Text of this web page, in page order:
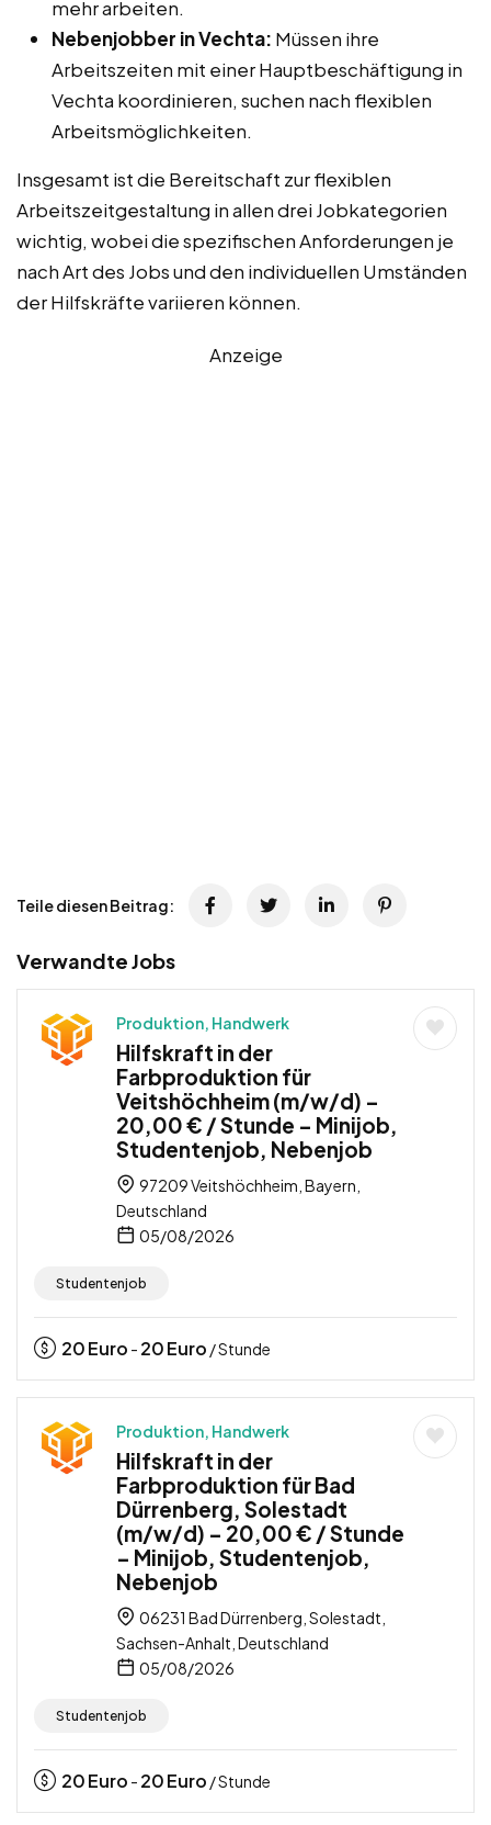
mehr arbeiten.
Nebenjobber in Vechta: Müssen ihre
Arbeitszeiten mit einer Hauptbeschäftigung in
Vechta koordinieren, suchen nach flexiblen
Arbeitsmöglichkeiten.
Insgesamt ist die Bereitschaft zur flexiblen
Arbeitszeitgestaltung in allen drei Jobkategorien
wichtig, wobei die spezifischen Anforderungen je
nach Art des Jobs und den individuellen Umständen
der Hilfskräfte variieren können.
Anzeige
Teile diesen Beitrag:
Verwandte Jobs
Produktion, Handwerk
Hilfskraft in der
Farbproduktion für
Veitshöchheim (m/w/d) –
20,00 € / Stunde – Minijob,
Studentenjob, Nebenjob
97209 Veitshöchheim, Bayern,
Deutschland
05/08/2026
Studentenjob
20Euro - 20Euro / Stunde
Produktion, Handwerk
Hilfskraft in der
Farbproduktion für Bad
Dürrenberg, Solestadt
(m/w/d) – 20,00 € / Stunde
– Minijob, Studentenjob,
Nebenjob
06231 Bad Dürrenberg, Solestadt,
Sachsen-Anhalt, Deutschland
05/08/2026
Studentenjob
20Euro - 20Euro / Stunde